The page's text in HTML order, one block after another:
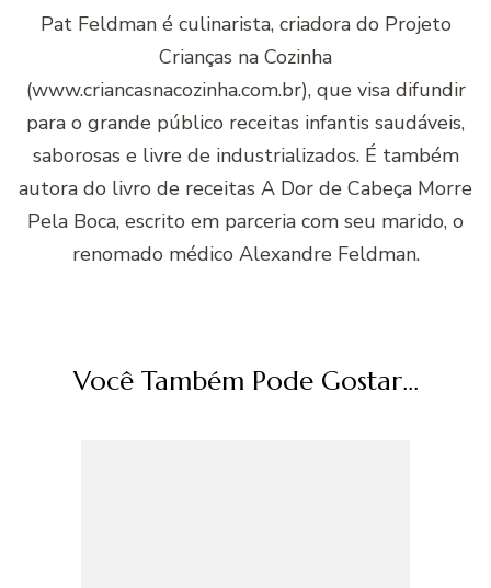
Pat Feldman é culinarista, criadora do Projeto
Crianças na Cozinha
(www.criancasnacozinha.com.br), que visa difundir
para o grande público receitas infantis saudáveis,
saborosas e livre de industrializados. É também
autora do livro de receitas A Dor de Cabeça Morre
Pela Boca, escrito em parceria com seu marido, o
renomado médico Alexandre Feldman.
Você Também Pode Gostar...